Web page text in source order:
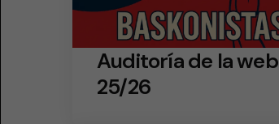
Auditoría de la web
25/26